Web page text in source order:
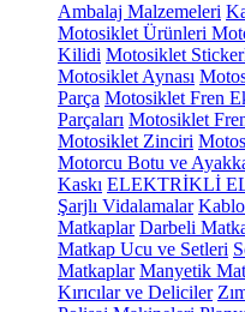
Ambalaj Malzemeleri
Motosiklet Ürünleri
Kilidi Motosiklet
Motosiklet Aynası
Parça Motosiklet Fren
Parçaları Motosiklet
Motosiklet Zinciri
Motorcu Botu ve
Kaskı ELEKTRİKLİ
Şarjlı Vidalamalar
Matkaplar Darbeli
Matkap Ucu ve Setleri
Matkaplar Manyetik
Kırıcılar ve Deliciler